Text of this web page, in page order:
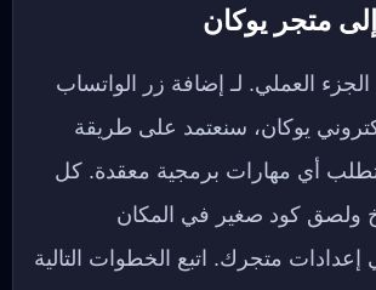
متجر يوكان
الجزء العملي. لـ إضافة زر الواتساب
يوكان، سنعتمد على طريقة
تتطلب أي مهارات برمجية معقدة. كل
ولصق كود صغير في المكان
متجرك. اتبع الخطوات التالية